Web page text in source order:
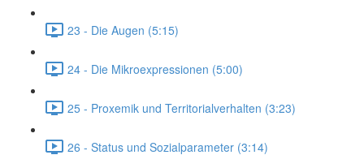
23 - Die Augen (5:15)
24 - Die Mikroexpressionen (5:00)
25 - Proxemik und Territorialverhalten (3:23)
26 - Status und Sozialparameter (3:14)